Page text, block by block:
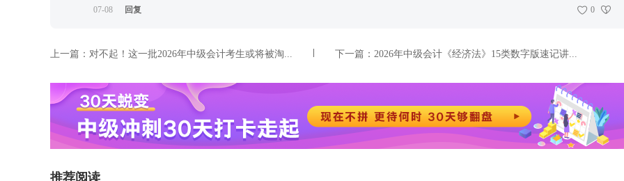
07-08 回复 0
上一篇： 对不起！这一批2026年中级会计考生或将被淘... 下一篇： 2026年中级会计《经济法》15类数字版速记讲...
推荐阅读